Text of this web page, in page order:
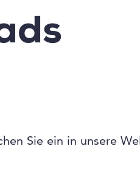
Sie ein in unsere